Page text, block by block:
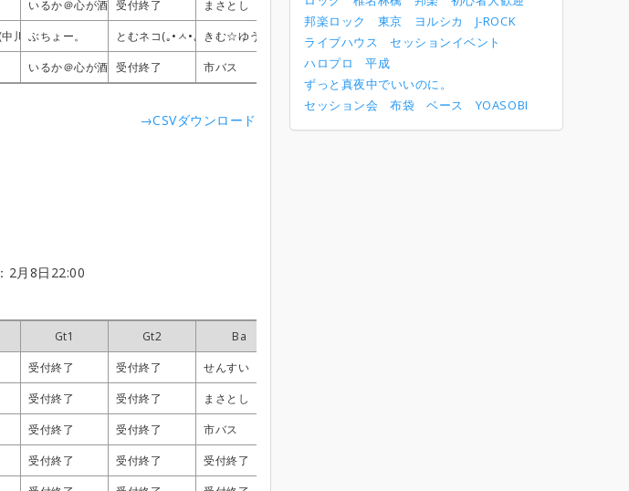
いるか＠心が酒びたっているんだ
受付終了 まさとし りと MasaakiEndoh 受付終了
川侑)ぶちょー。 とむネコ(｡•ㅅ•｡) きむ☆ゆう(中川侑) そんじ
Jun
いるか＠心が酒びたっているんだ
受付終了 市バス りと きむ☆ゆう(中川侑)
いるか＠心が酒びたっているんだ
受付終了 まさとし りと MasaakiEndoh 受付終了
川侑)ぶちょー。 とむネコ(｡•ㅅ•｡) きむ☆ゆう(中川侑) そんじ
Jun
いるか＠心が酒びたっているんだ
受付終了 市バス りと きむ☆ゆう(中川侑)
いるか＠心が酒びたっているんだ
受付終了 まさとし りと MasaakiEndoh 受付終了
川侑)ぶちょー。 とむネコ(｡•ㅅ•｡) きむ☆ゆう(中川侑) そんじ
Jun
いるか＠心が酒びたっているんだ
受付終了 市バス りと きむ☆ゆう(中川侑)
いるか＠心が酒びたっているんだ
受付終了 まさとし りと MasaakiEndoh 受付終了
川侑)ぶちょー。 とむネコ(｡•ㅅ•｡) きむ☆ゆう(中川侑) そんじ
Jun
いるか＠心が酒びたっているんだ
受付終了 市バス りと きむ☆ゆう(中川侑)
→CSVダウンロード
2月8日22:00
Gt1 Gt2 Ba
受付終了 受付終了 せんすい
受付終了 受付終了 まさとし
受付終了 受付終了 市バス
受付終了 受付終了 受付終了
Gt1 Gt2 Ba
受付終了 受付終了 せんすい
受付終了 受付終了 まさとし
受付終了 受付終了 市バス
受付終了 受付終了 受付終了
Gt1 Gt2 Ba
受付終了 受付終了 せんすい
受付終了 受付終了 まさとし
受付終了 受付終了 市バス
受付終了 受付終了 受付終了
Gt1 Gt2 Ba
受付終了 受付終了 せんすい
受付終了 受付終了 まさとし
受付終了 受付終了 市バス
受付終了 受付終了 受付終了
邦楽ロック
東京 ヨルシカ
J-ROCK
ライブハウス
セッションイベント
ハロプロ
平成
ずっと真夜中でいいのに。
セッション会
布袋 ベース YOASOBI